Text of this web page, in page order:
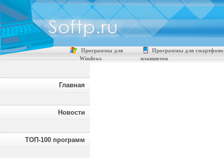
Программы для
Windows
Программы для
планшетов
Главная
Новости
ТОП-100 программ